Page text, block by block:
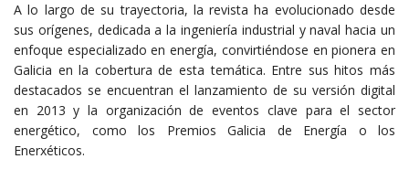
A lo largo de su trayectoria, la revista ha evolucionado desde
sus orígenes, dedicada a la ingeniería industrial y naval hacia un
enfoque especializado en energía, convirtiéndose en pionera en
Galicia en la cobertura de esta temática. Entre sus hitos más
destacados se encuentran el lanzamiento de su versión digital
en 2013 y la organización de eventos clave para el sector
energético, como los Premios Galicia de Energía o los
Enerxéticos.